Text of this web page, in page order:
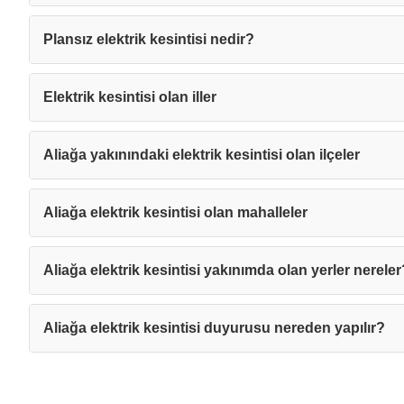
Plansız elektrik kesintisi nedir?
Elektrik kesintisi olan iller
Aliağa yakınındaki elektrik kesintisi olan ilçeler
Aliağa elektrik kesintisi olan mahalleler
Aliağa elektrik kesintisi yakınımda olan yerler
Aliağa elektrik kesintisi duyurusu nereden yapılır?